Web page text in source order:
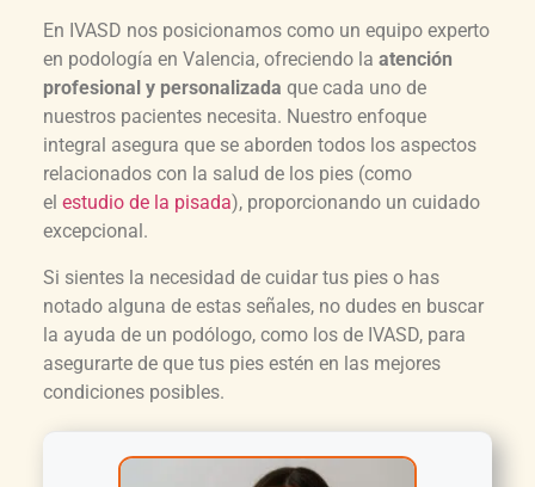
En IVASD nos posicionamos como un equipo experto
en podología en Valencia, ofreciendo la atención
profesional y personalizada que cada uno de
nuestros pacientes necesita. Nuestro enfoque
integral asegura que se aborden todos los aspectos
relacionados con la salud de los pies (como
el estudio de la pisada), proporcionando un cuidado
excepcional.
Si sientes la necesidad de cuidar tus pies o has
notado alguna de estas señales, no dudes en buscar
la ayuda de un podólogo, como los de IVASD, para
asegurarte de que tus pies estén en las mejores
condiciones posibles.